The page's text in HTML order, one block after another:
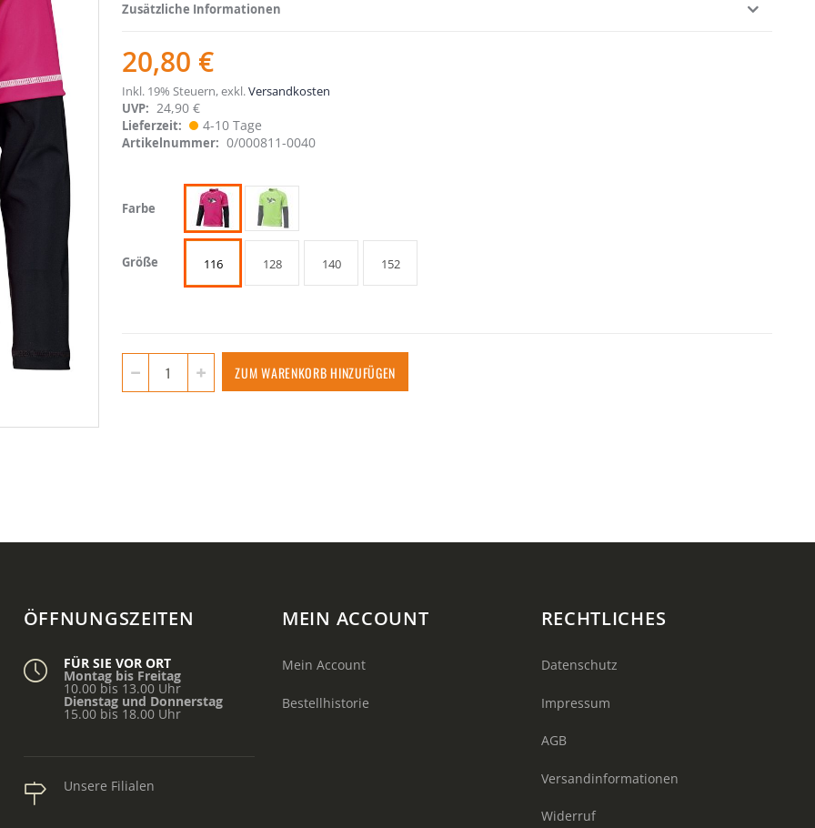
Zusätzliche Informationen
20,80 €
Inkl. 19% Steuern,exkl.Versandkosten
UVP: 24,90 €
Lieferzeit 4-10 Tage
Artikelnummer 0/000811-0040
Farbe
Größe 116 128 140 152
ZUM WARENKORB HINZUFÜGEN
ÖFFNUNGSZEITEN
FÜR SIE VOR ORT
Montag bis Freitag
10.00 bis 13.00 Uhr
Dienstag und Donnerstag
15.00 bis 18.00 Uhr
Unsere Filialen
MEIN ACCOUNT
Mein Account
Bestellhistorie
RECHTLICHES
Datenschutz
Impressum
AGB
Versandinformationen
Widerruf